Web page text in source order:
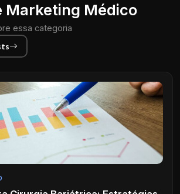
Marketing Médico
essa categoria